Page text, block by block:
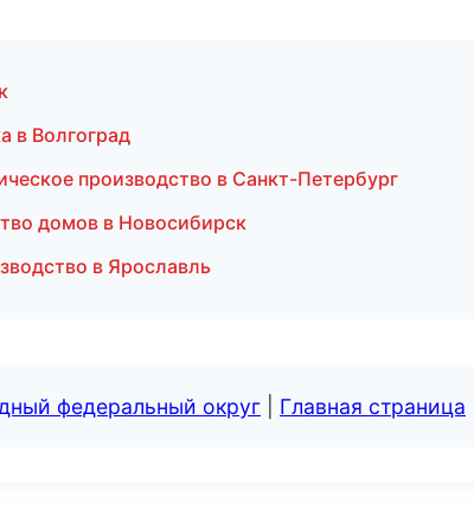
в Волгоград
производство в Санкт-Петербург
домов в Новосибирск
в Ярославль
федеральный округ Главная страница